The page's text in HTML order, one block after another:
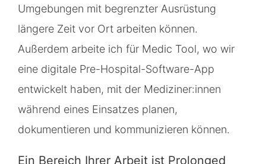
Umgebungen mit begrenzter Ausrüstung
längere Zeit vor Ort arbeiten können.
Außerdem arbeite ich für Medic Tool, wo wir
eine digitale Pre-Hospital-Software-App
entwickelt haben, mit der Mediziner:innen
während eines Einsatzes planen,
dokumentieren und kommunizieren können.
Ein Bereich Ihrer Arbeit ist Prolonged